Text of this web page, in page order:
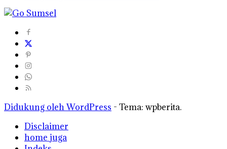
Didukung oleh WordPress - Tema: wpberita.
Disclaimer
home juga